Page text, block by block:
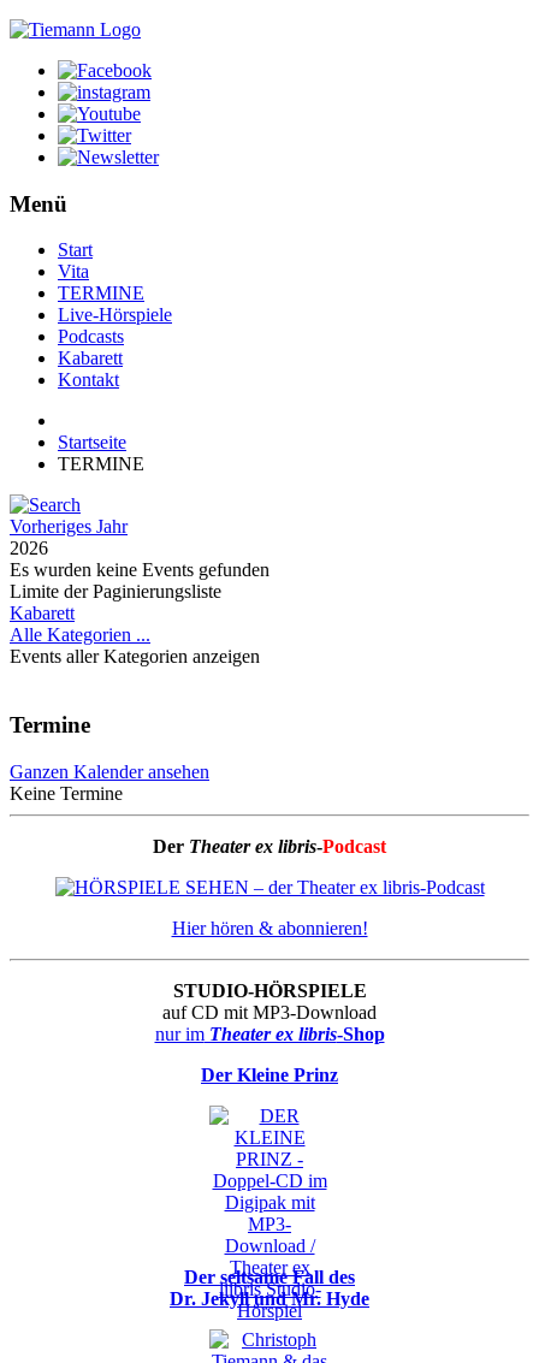
Menü
Start
Vita
TERMINE
Live-Hörspiele
Podcasts
Kabarett
Kontakt
Startseite
TERMINE
Vorheriges Jahr
2026
Es wurden keine Events gefunden
Limite der Paginierungsliste
Kabarett
Alle Kategorien ...
Events aller Kategorien anzeigen
Termine
Ganzen Kalender ansehen
Keine Termine
Der Theater ex libris-Podcast
Hier hören & abonnieren!
STUDIO-HÖRSPIELE
auf CD mit MP3-Download
nur imTheater ex libris-Shop
Der Kleine Prinz
Der seltsame Fall des
Dr. Jekyll und Mr. Hyde